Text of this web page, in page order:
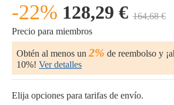
-22% 128,29 € 164,68 €
Precio para miembros
Obtén al menos un 2% de reembolso y
10%! Ver detalles
Elija opciones para tarifas de envío.